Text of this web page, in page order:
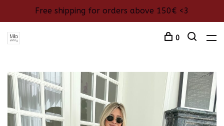
Free shipping for orders above 150€ <3
0